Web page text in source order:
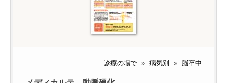
診療の場で » 病気別 » 脳卒中